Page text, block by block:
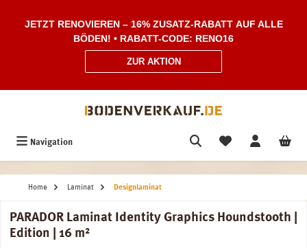
JETZT RENOVIEREN – 16% ZUSATZ-RABATT AUF ALLE
BÖDEN! • RABATT-CODE: RENO16
ZUR AKTION
Navigation
Home Laminat Designlaminat
PARADOR Laminat Identity Graphics Houndstooth |
Edition | 16 m²